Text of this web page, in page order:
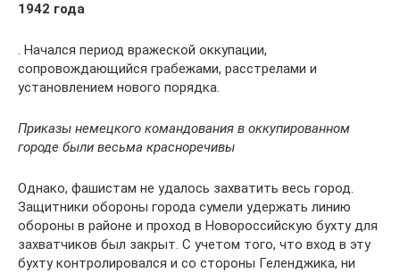
1942 года
. Начался период вражеской оккупации,
сопровождающийся грабежами, расстрелами и
установлением нового порядка.
Приказы немецкого командования в оккупированном
городе были весьма красноречивы
Однако, фашистам не удалось захватить весь город.
Защитники обороны города сумели удержать линию
обороны в районе и проход в Новороссийскую бухту для
захватчиков был закрыт. С учетом того, что вход в эту
бухту контролировался и со стороны Геленджика, ни